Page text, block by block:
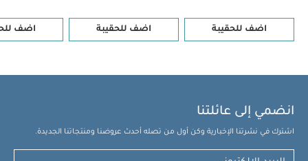
اضف للحقيبة اضف للحقيبة اضف
انضمي إلى عائلتنا
اشترك في نشرتنا الإخبارية وكن أول من تصله أحدث عروضنا ومنتجاتنا الجديدة.